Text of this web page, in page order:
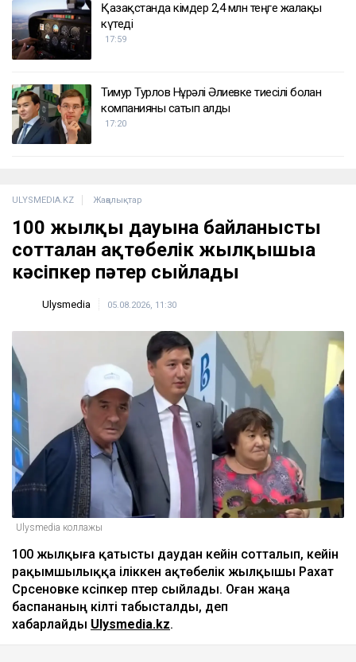
Қазақстанда кімдер 2,4 млн теңге жалақы
күтеді
17:59
Тимур Турлов Нұрәлі Әлиевке тиесілі болған
компанияны сатып алды
17:20
ULYSMEDIA.KZ Жаңалықтар
100 жылқы дауына байланысты
сотталған ақтөбелік жылқышыға
кәсіпкер пәтер сыйлады
Ulysmedia 05.08.2026, 11:30
Ulysmedia коллажы
100 жылқыға қатысты даудан кейін сотталып, кейін
рақымшылыққа іліккен ақтөбелік жылқышы Рахат
Сәрсеновке кәсіпкер пәтер сыйлады. Оған жаңа
баспананың кілті табысталды, деп
хабарлайды Ulysmedia.kz.